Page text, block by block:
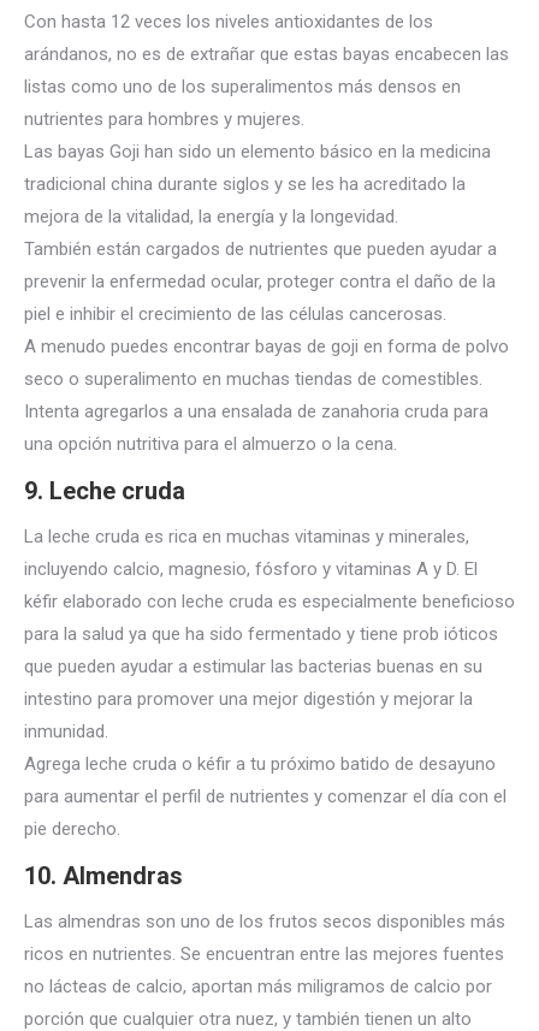
Con hasta 12 veces los niveles antioxidantes de los
arándanos, no es de extrañar que estas bayas encabecen las
listas como uno de los superalimentos más densos en
nutrientes para hombres y mujeres.
Las bayas Goji han sido un elemento básico en la medicina
tradicional china durante siglos y se les ha acreditado la
mejora de la vitalidad, la energía y la longevidad.
También están cargados de nutrientes que pueden ayudar a
prevenir la enfermedad ocular, proteger contra el daño de la
piel e inhibir el crecimiento de las células cancerosas.
A menudo puedes encontrar bayas de goji en forma de polvo
seco o superalimento en muchas tiendas de comestibles.
Intenta agregarlos a una ensalada de zanahoria cruda para
una opción nutritiva para el almuerzo o la cena.
9. Leche cruda
La leche cruda es rica en muchas vitaminas y minerales,
incluyendo calcio, magnesio, fósforo y vitaminas A y D. El
kéfir elaborado con leche cruda es especialmente beneficioso
para la salud ya que ha sido fermentado y tiene prob ióticos
que pueden ayudar a estimular las bacterias buenas en su
intestino para promover una mejor digestión y mejorar la
inmunidad.
Agrega leche cruda o kéfir a tu próximo batido de desayuno
para aumentar el perfil de nutrientes y comenzar el día con el
pie derecho.
10. Almendras
Las almendras son uno de los frutos secos disponibles más
ricos en nutrientes. Se encuentran entre las mejores fuentes
no lácteas de calcio, aportan más miligramos de calcio por
porción que cualquier otra nuez, y también tienen un alto